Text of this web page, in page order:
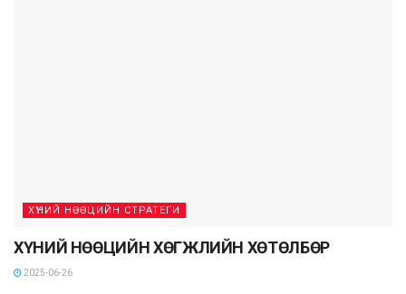
ХҮНИЙ НӨӨЦИЙН СТРАТЕГИ
ХҮНИЙ НӨӨЦИЙН ХӨГЖЛИЙН ХӨТӨЛБӨР
2025-06-26